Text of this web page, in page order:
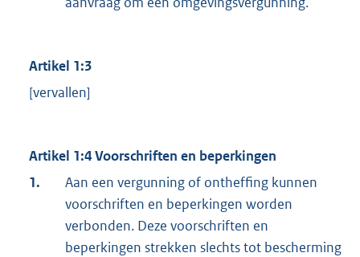
Artikel 1:3
[vervallen]
Artikel 1:4 Voorschriften en beperkingen
1.
Aan een vergunning of ontheffing kunnen
voorschriften en beperkingen worden
verbonden. Deze voorschriften en
beperkingen strekken slechts tot bescherming